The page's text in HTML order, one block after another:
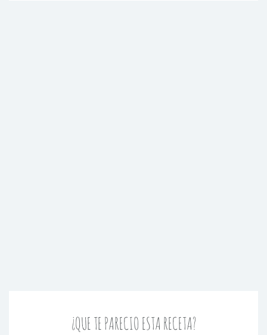
¿QUE TE PARECIO ESTA RECETA?